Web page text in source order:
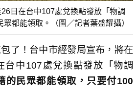
日在台中107處兌換點發放「物調
都能領取。（圖／記者葉盛耀攝）
了！台中市經發局宣布，將在
台中107處兌換點發放「物調
的民眾都能領取，只要付100